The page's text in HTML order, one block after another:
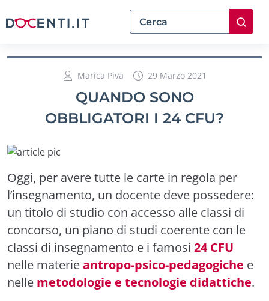
Marica Piva 29 Marzo 2021
QUANDO SONO
OBBLIGATORI I 24 CFU?
Oggi, per avere tutte le carte in regola per
l’insegnamento, un docente deve possedere:
un titolo di studio con accesso alle classi di
concorso, un piano di studi coerente con le
classi di insegnamento e i famosi 24 CFU
nelle materieantropo-psico-pedagogiche e
nelle metodologie e tecnologie didattiche.